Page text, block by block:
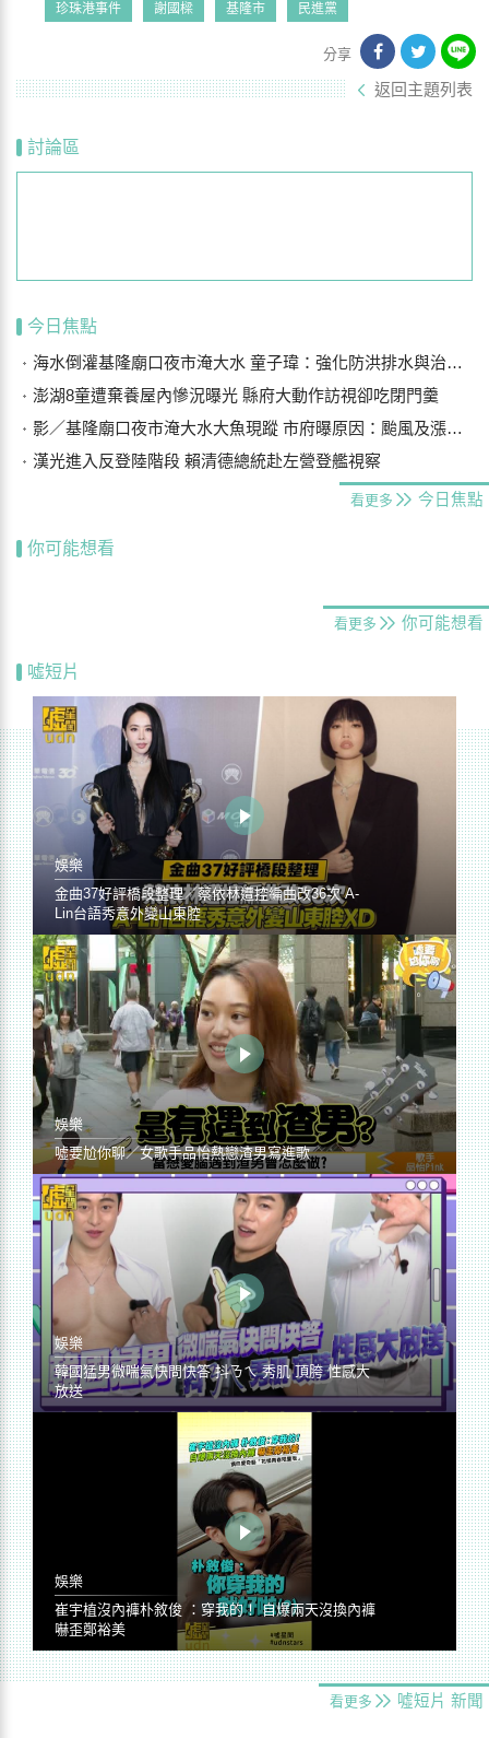
珍珠港事件 謝國樑 基隆市 民進黨
分享
返回主題列表
討論區
今日焦點
海水倒灌基隆廟口夜市淹大水 童子瑋：強化防洪排水與治水基礎建設
澎湖8童遭棄養屋內慘況曝光 縣府大動作訪視卻吃閉門羹
影／基隆廟口夜市淹大水大魚現蹤 市府曝原因：颱風及漲潮海水倒灌
漢光進入反登陸階段 賴清德總統赴左營登艦視察
看更多 今日焦點
你可能想看
看更多 你可能想看
噓短片
娛樂
金曲37好評橋段整理／蔡依林遭控編曲改36次 A-
Lin台語秀意外變山東腔
娛樂
噓要尬你聊／女歌手品怡熱戀渣男寫進歌
娛樂
韓國猛男微喘氣快問快答 抖ㄋㄟ 秀肌 頂胯 性感大
放送
娛樂
崔宇植沒內褲朴敘俊 ：穿我的！ 自爆兩天沒換內褲
嚇歪鄭裕美
看更多 噓短片 新聞